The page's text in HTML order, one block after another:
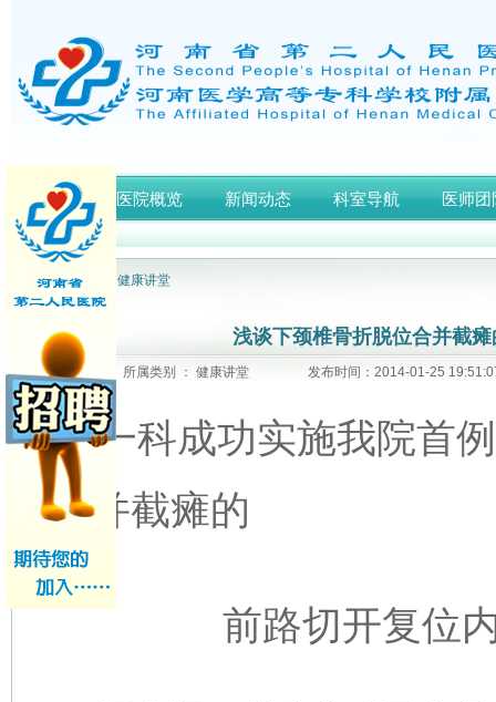
首页 医院概览 新闻动态 科室导航 医师团
网站首页 健康讲堂
浅谈下颈椎骨折脱位合并截
所属类别 ： 健康讲堂 发布时间：2014-01-25
外一科成功实施我院首
合并截瘫的
前路切开复位